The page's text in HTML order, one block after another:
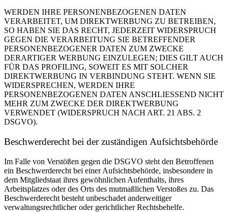
WERDEN IHRE PERSONENBEZOGENEN DATEN
VERARBEITET, UM DIREKTWERBUNG ZU BETREIBEN,
SO HABEN SIE DAS RECHT, JEDERZEIT WIDERSPRUCH
GEGEN DIE VERARBEITUNG SIE BETREFFENDER
PERSONENBEZOGENER DATEN ZUM ZWECKE
DERARTIGER WERBUNG EINZULEGEN; DIES GILT AUCH
FÜR DAS PROFILING, SOWEIT ES MIT SOLCHER
DIREKTWERBUNG IN VERBINDUNG STEHT. WENN SIE
WIDERSPRECHEN, WERDEN IHRE
PERSONENBEZOGENEN DATEN ANSCHLIESSEND NICHT
MEHR ZUM ZWECKE DER DIREKTWERBUNG
VERWENDET (WIDERSPRUCH NACH ART. 21 ABS. 2
DSGVO).
Beschwerde­recht bei der zuständigen Aufsichts­behörde
Im Falle von Verstößen gegen die DSGVO steht den Betroffenen
ein Beschwerderecht bei einer Aufsichtsbehörde, insbesondere in
dem Mitgliedstaat ihres gewöhnlichen Aufenthalts, ihres
Arbeitsplatzes oder des Orts des mutmaßlichen Verstoßes zu. Das
Beschwerderecht besteht unbeschadet anderweitiger
verwaltungsrechtlicher oder gerichtlicher Rechtsbehelfe.